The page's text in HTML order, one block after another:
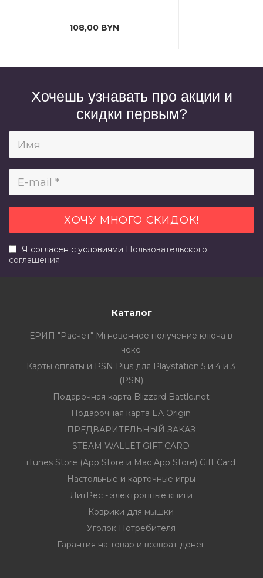
108,00 BYN
Хочешь узнавать про акции и
скидки первым?
Я согласен с условиями Пользовательского
соглашения
Каталог
ЕРИП "Расчет" Мгновенное получение ключа в
чеке
Карты оплаты и PSN Plus для Playstation 5 и 4 и 3
(PSN)
Подарочная карта Blizzard Battle.net
Подарочная карта EA Origin
ПРЕДВАРИТЕЛЬНЫЙ ЗАКАЗ
STEAM WALLET GIFT CARD
iTunes Store (App Store и Mac App Store) Gift Card
Настольные и карточные игры
ЛитРес - электронные книги
Коврики для мышки
Уголок Потребителя
Гарантия на товар и возврат денег